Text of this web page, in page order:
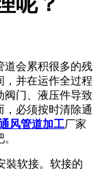
道会累积很多的残
，并在运作全过程
阀门、液压件导致
，必须按时清除通
风管道加工厂家
裝软接。软接的